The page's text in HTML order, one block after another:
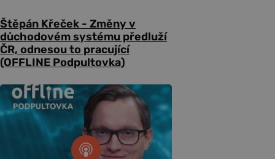
Štěpán Křeček - Změny v
důchodovém systému předluží
ČR, odnesou to pracující
(OFFLINE Podpultovka)